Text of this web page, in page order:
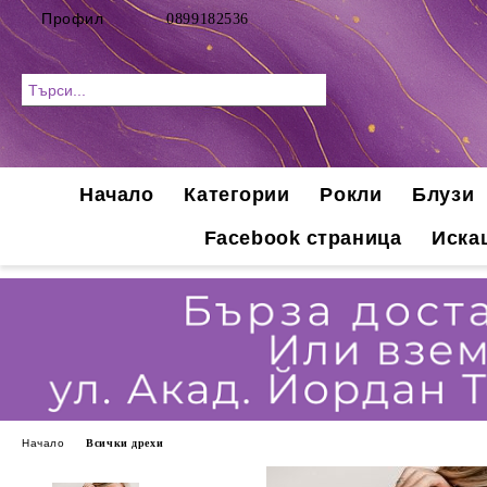
Профил 0899182536
Начало Категории Рокли
Блузи
Facebook страница
Начало Всички дрехи